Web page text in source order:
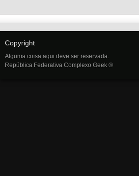
Copyright
Alguma coisa aqui deve ser reservada.
República Federativa Complexo Geek ®